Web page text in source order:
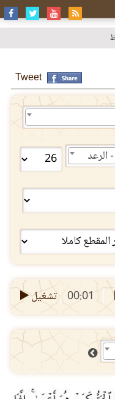
Tweet
00:01 تشغيل